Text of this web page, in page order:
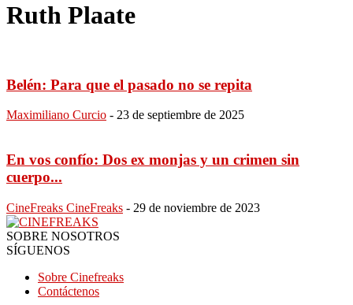
Ruth Plaate
Belén: Para que el pasado no se repita
Maximiliano Curcio - 23 de septiembre de 2025
En vos confío: Dos ex monjas y un crimen sin
cuerpo...
CineFreaks CineFreaks - 29 de noviembre de 2023
SOBRE NOSOTROS
SÍGUENOS
Sobre Cinefreaks
Contáctenos